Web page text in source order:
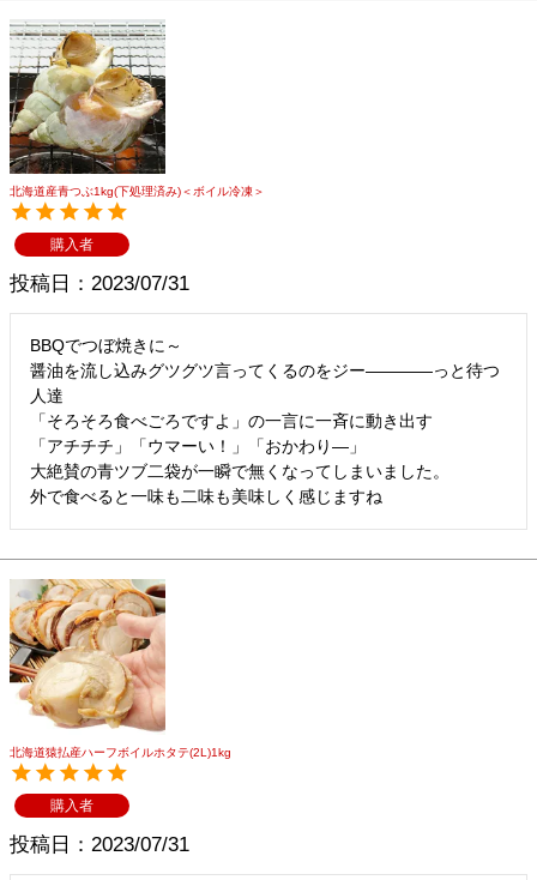
北海道産青つぶ1kg(下処理済み)＜ボイル冷凍＞
購入者
投稿日 2023/07/31
BBQでつぼ焼きに～
醤油を流し込みグツグツ言ってくるのをジー――――っと待つ
人達
「そろそろ食べごろですよ」の一言に一斉に動き出す
「アチチチ」「ウマーい！」「おかわり―」
大絶賛の青ツブ二袋が一瞬で無くなってしまいました。
外で食べると一味も二味も美味しく感じますね
北海道猿払産ハーフボイルホタテ(2L)1kg
購入者
投稿日 2023/07/31